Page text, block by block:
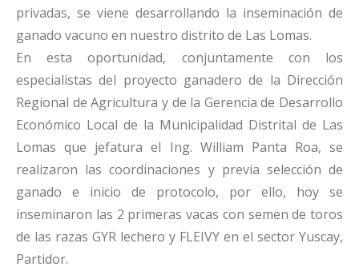
privadas, se viene desarrollando la inseminación de
ganado vacuno en nuestro distrito de Las Lomas.
En esta oportunidad, conjuntamente con los
especialistas del proyecto ganadero de la Dirección
Regional de Agricultura y de la Gerencia de Desarrollo
Económico Local de la Municipalidad Distrital de Las
Lomas que jefatura el Ing. William Panta Roa, se
realizaron las coordinaciones y previa selección de
ganado e inicio de protocolo, por ello, hoy se
inseminaron las 2 primeras vacas con semen de toros
de las razas GYR lechero y FLEIVY en el sector Yuscay,
Partidor.